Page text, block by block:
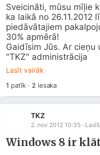
Sveicināti, mūsu mīļie
ka laikā no 26.11.2012
piedāvātajiem
30% apmērā!
Gaidīsim Jūs. Ar cieņu
"TKZ" administrācija
Lasīt vairāk
1 patīk · 2 iesaka
TKZ
2. nov 2012 10:35 ·
Windows 8 ir